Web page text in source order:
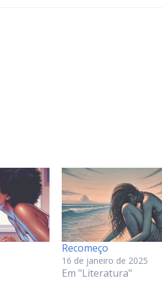
Recomeço
16 de janeiro de 2025
Em "Literatura"